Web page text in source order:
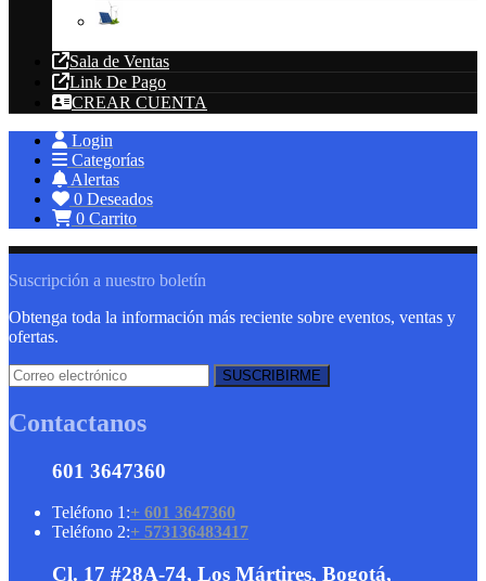
Sala de Ventas
Link De Pago
CREAR CUENTA
Login
Categorías
Alertas
0 Deseados
0 Carrito
Suscripción a nuestro boletín
Obtenga toda la información más reciente sobre eventos, ventas y
ofertas.
Contactanos
601 3647360
Teléfono 1:+ 601 3647360
Teléfono 2:+ 573136483417
Cl. 17 #28A-74, Los Mártires, Bogotá,